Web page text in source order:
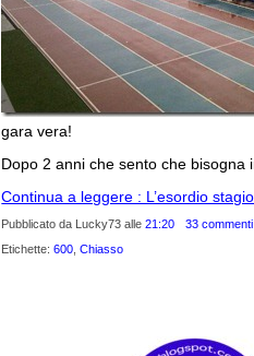
gara vera!
Dopo 2 anni che sento che bisogna
Continua a leggere : L’esordio
Pubblicato da Lucky73alle21:20
33 commenti
Etichette:600 ,Chiasso